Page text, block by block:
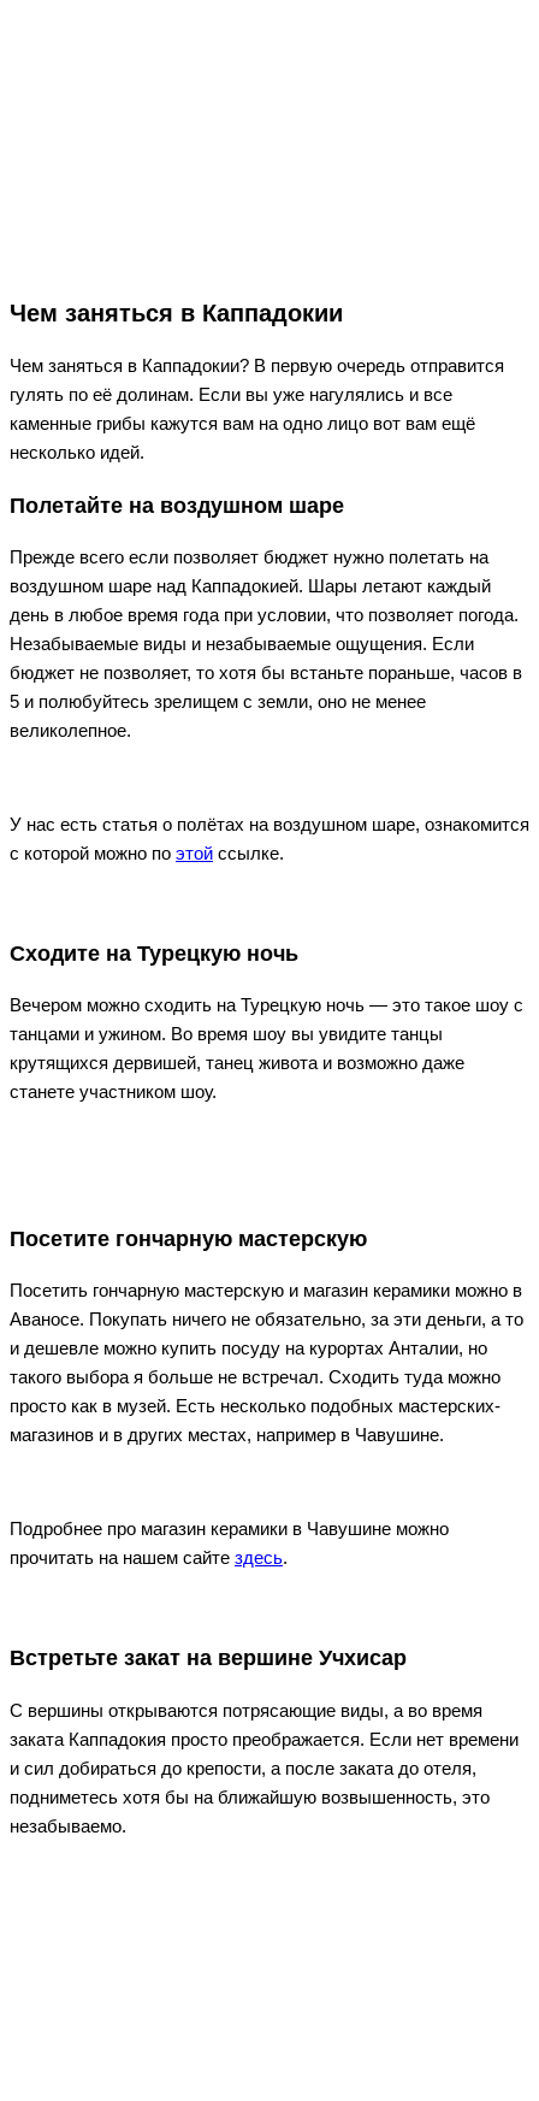
Чем заняться в Каппадокии
Чем заняться в Каппадокии? В первую очередь отправится
гулять по её долинам. Если вы уже нагулялись и все
каменные грибы кажутся вам на одно лицо вот вам ещё
несколько идей.
Полетайте на воздушном шаре
Прежде всего если позволяет бюджет нужно полетать на
воздушном шаре над Каппадокией. Шары летают каждый
день в любое время года при условии, что позволяет погода.
Незабываемые виды и незабываемые ощущения. Если
бюджет не позволяет, то хотя бы встаньте пораньше, часов в
5 и полюбуйтесь зрелищем с земли, оно не менее
великолепное.
У нас есть статья о полётах на воздушном шаре, ознакомится
с которой можно по этой ссылке.
Сходите на Турецкую ночь
Вечером можно сходить на Турецкую ночь — это такое шоу с
танцами и ужином. Во время шоу вы увидите танцы
крутящихся дервишей, танец живота и возможно даже
станете участником шоу.
Посетите гончарную мастерскую
Посетить гончарную мастерскую и магазин керамики можно в
Аваносе. Покупать ничего не обязательно, за эти деньги, а то
и дешевле можно купить посуду на курортах Анталии, но
такого выбора я больше не встречал. Сходить туда можно
просто как в музей. Есть несколько подобных мастерских-
магазинов и в других местах, например в Чавушине.
Подробнее про магазин керамики в Чавушине можно
прочитать на нашем сайте здесь.
Встретьте закат на вершине Учхисар
С вершины открываются потрясающие виды, а во время
заката Каппадокия просто преображается. Если нет времени
и сил добираться до крепости, а после заката до отеля,
подниметесь хотя бы на ближайшую возвышенность, это
незабываемо.